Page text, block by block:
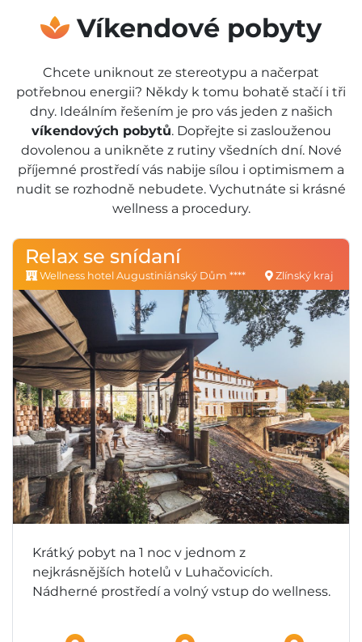
Víkendové pobyty
Chcete uniknout ze stereotypu a načerpat
potřebnou energii? Někdy k tomu bohatě stačí i tři
dny. Ideálním řešením je pro vás jeden z našich
víkendových pobytů. Dopřejte si zaslouženou
dovolenou a unikněte z rutiny všedních dní. Nové
příjemné prostředí vás nabije sílou i optimismem a
nudit se rozhodně nebudete. Vychutnáte si krásné
wellness a procedury.
Relax se snídaní
Wellness hotel Augustiniánský Dům **** Zlínský kraj
Krátký pobyt na 1 noc v jednom z
nejkrásnějších hotelů v Luhačovicích.
Nádherné prostředí a volný vstup do wellness.